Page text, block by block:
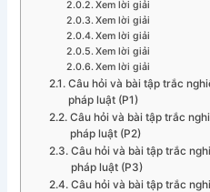
Xem lời giải
Xem lời giải
Xem lời giải
Xem lời giải
Xem lời giải
Câu hỏi và bài tập trắc
pháp luật (P1)
Câu hỏi và bài tập trắc
pháp luật (P2)
Câu hỏi và bài tập trắc
pháp luật (P3)
Câu hỏi và bài tập trắc